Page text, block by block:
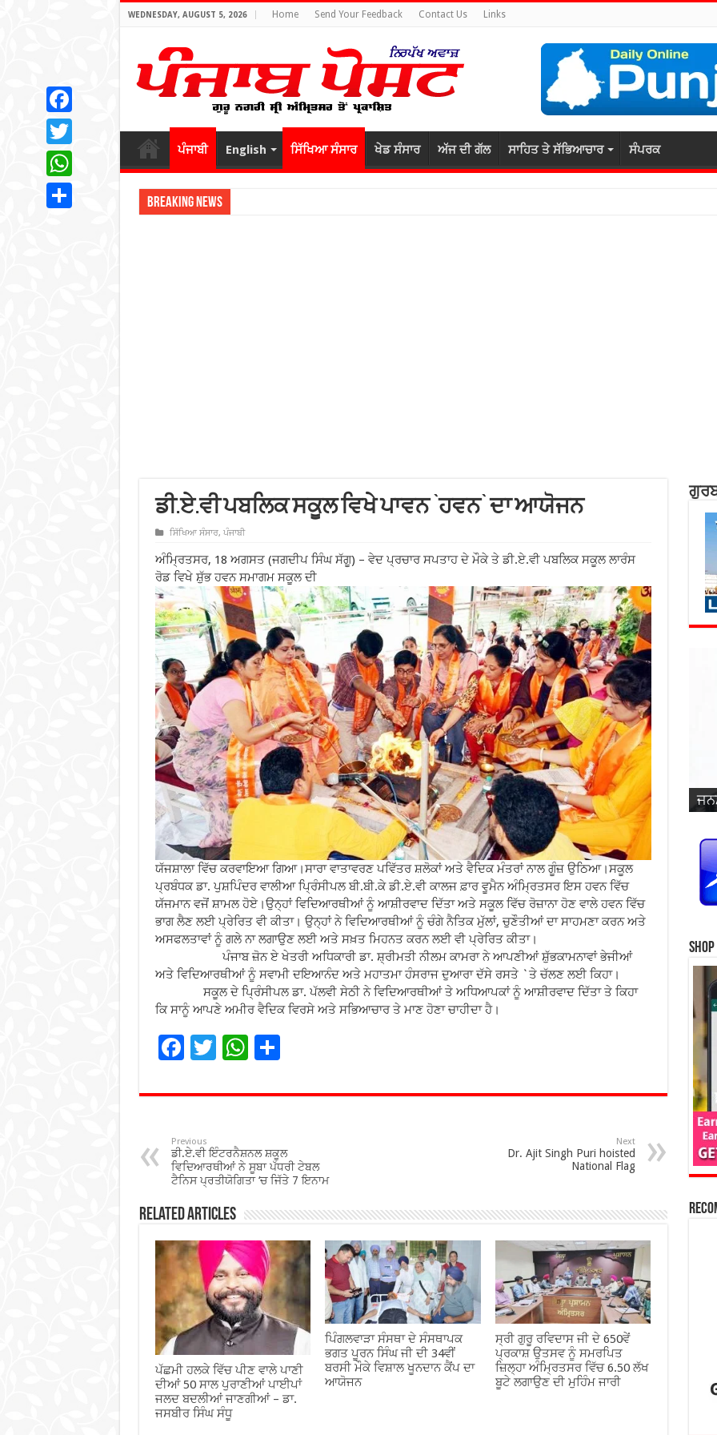
WEDNESDAY, AUGUST 5, 2026 Home Send Your Feedback Contact Us Links
ਪੰਜਾਬੀ English ਸਿੱਖਿਆ ਸੰਸਾਰ ਖੇਡ ਸੰਸਾਰ ਅੱਜ ਦੀ ਗੱਲ ਸਾਹਿਤ ਤੇ ਸੱਭਿਆਚਾਰ ਸੰਪਰਕ
Breaking News
ਡੀ.ਏ.ਵੀ ਪਬਲਿਕ ਸਕੂਲ ਵਿਖੇ ਪਾਵਨ `ਹਵਨ` ਦਾ ਆਯੋਜਨ
ਸਿੱਖਿਆ ਸੰਸਾਰ, ਪੰਜਾਬੀ
ਅੰਮ੍ਰਿਤਸਰ, 18 ਅਗਸਤ (ਜਗਦੀਪ ਸਿੰਘ ਸੱਗੂ) – ਵੇਦ ਪ੍ਰਚਾਰ ਸਪਤਾਹ ਦੇ ਮੌਕੇ ਤੇ ਡੀ.ਏ.ਵੀ ਪਬਲਿਕ ਸਕੂਲ ਲਾਰੰਸ
ਰੋਡ ਵਿਖੇ ਸ਼ੁੱਭ ਹਵਨ ਸਮਾਗਮ ਸਕੂਲ ਦੀ
ਯੱਜਸ਼ਾਲਾ ਵਿੱਚ ਕਰਵਾਇਆ ਗਿਆ।ਸਾਰਾ ਵਾਤਾਵਰਣ ਪਵਿੱਤਰ ਸ਼ਲੋਕਾਂ ਅਤੇ ਵੈਦਿਕ ਮੰਤਰਾਂ ਨਾਲ ਗੂੰਜ਼ ਉਠਿਆ।ਸਕੂਲ
ਪ੍ਰਬੰਧਕ ਡਾ. ਪੁਸ਼ਪਿੰਦਰ ਵਾਲੀਆ ਪ੍ਰਿੰਸੀਪਲ ਬੀ.ਬੀ.ਕੇ ਡੀ.ਏ.ਵੀ ਕਾਲਜ ਫ਼ਾਰ ਵੂਮੈਨ ਅੰਮ੍ਰਿਤਸਰ ਇਸ ਹਵਨ ਵਿੱਚ
ਯੱਜਮਾਨ ਵਜੋਂ ਸ਼ਾਮਲ ਹੋਏ।ਉਨ੍ਹਾਂ ਵਿਦਿਆਰਥੀਆਂ ਨੂੰ ਆਸ਼ੀਰਵਾਦ ਦਿੱਤਾ ਅਤੇ ਸਕੂਲ ਵਿੱਚ ਰੋਜ਼ਾਨਾ ਹੋਣ ਵਾਲੇ ਹਵਨ ਵਿੱਚ
ਭਾਗ ਲੈਣ ਲਈ ਪ੍ਰੇਰਿਤ ਵੀ ਕੀਤਾ। ਉਨ੍ਹਾਂ ਨੇ ਵਿਦਿਆਰਥੀਆਂ ਨੂੰ ਚੰਗੇ ਨੈਤਿਕ ਮੁੱਲਾਂ, ਚੁਣੌਤੀਆਂ ਦਾ ਸਾਹਮਣਾ ਕਰਨ ਅਤੇ
ਅਸਫਲਤਾਵਾਂ ਨੂੰ ਗਲੇ ਨਾ ਲਗਾਉਣ ਲਈ ਅਤੇ ਸਖ਼ਤ ਮਿਹਨਤ ਕਰਨ ਲਈ ਵੀ ਪ੍ਰੇਰਿਤ ਕੀਤਾ।
ਪੰਜਾਬ ਜ਼ੋਨ ਏ ਖੇਤਰੀ ਅਧਿਕਾਰੀ ਡਾ. ਸ਼੍ਰੀਮਤੀ ਨੀਲਮ ਕਾਮਰਾ ਨੇ ਆਪਣੀਆਂ ਸ਼ੁੱਭਕਾਮਨਾਵਾਂ ਭੇਜੀਆਂ
ਅਤੇ ਵਿਦਿਆਰਥੀਆਂ ਨੂੰ ਸਵਾਮੀ ਦਇਆਨੰਦ ਅਤੇ ਮਹਾਤਮਾ ਹੰਸਰਾਜ ਦੁਆਰਾ ਦੱਸੇ ਰਸਤੇ `ਤੇ ਚੱਲਣ ਲਈ ਕਿਹਾ।
ਸਕੂਲ ਦੇ ਪ੍ਰਿੰਸੀਪਲ ਡਾ. ਪੱਲਵੀ ਸੇਠੀ ਨੇ ਵਿਦਿਆਰਥੀਆਂ ਤੇ ਅਧਿਆਪਕਾਂ ਨੂੰ ਆਸ਼ੀਰਵਾਦ ਦਿੱਤਾ ਤੇ ਕਿਹਾ
ਕਿ ਸਾਨੂੰ ਆਪਣੇ ਅਮੀਰ ਵੈਦਿਕ ਵਿਰਸੇ ਅਤੇ ਸਭਿਆਚਾਰ ਤੇ ਮਾਣ ਹੋਣਾ ਚਾਹੀਦਾ ਹੈ।
F
e
o
o
k
T
tt
W
at
p
p
S
ar
Previous
ਡੀ.ਏ.ਵੀ ਇੰਟਰਨੈਸ਼ਨਲ ਸ਼ਕੂਲ
ਵਿਦਿਆਰਥੀਆਂ ਨੇ ਸੂਬਾ ਪੱਧਰੀ ਟੇਬਲ
ਟੈਨਿਸ ਪ੍ਰਤੀਯੋਗਿਤਾ ‘ਚ ਜਿੱਤੇ 7 ਇਨਾਮ
Next
Dr. Ajit Singh Puri hoisted
National Flag
Related Articles
ਪੱਛਮੀ ਹਲਕੇ ਵਿੱਚ ਪੀਣ ਵਾਲੇ ਪਾਣੀ
ਦੀਆਂ 50 ਸਾਲ ਪੁਰਾਣੀਆਂ ਪਾਈਪਾਂ
ਜਲਦ ਬਦਲੀਆਂ ਜਾਣਗੀਆਂ – ਡਾ.
ਜਸਬੀਰ ਸਿੰਘ ਸੰਧੂ
ਪਿੰਗਲਵਾੜਾ ਸੰਸਥਾ ਦੇ ਸੰਸਥਾਪਕ
ਭਗਤ ਪੂਰਨ ਸਿੰਘ ਜੀ ਦੀ 34ਵੀਂ
ਬਰਸੀ ਮੌਕੇ ਵਿਸ਼ਾਲ ਖੂਨਦਾਨ ਕੈਂਪ ਦਾ
ਆਯੋਜਨ
ਸ੍ਰੀ ਗੁਰੂ ਰਵਿਦਾਸ ਜੀ ਦੇ 650ਵੇਂ
ਪ੍ਰਕਾਸ਼ ਉਤਸਵ ਨੂੰ ਸਮਰਪਿਤ
ਜ਼ਿਲ੍ਹਾ ਅੰਮ੍ਰਿਤਸਰ ਵਿੱਚ 6.50 ਲੱਖ
ਬੂਟੇ ਲਗਾਉਣ ਦੀ ਮੁਹਿੰਮ ਜਾਰੀ
Facebook
Twitter
WhatsApp